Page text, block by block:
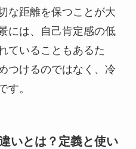
な距離を保つことが大
には、自己肯定感の低
ていることもあるた
つけるのではなく、冷
す。
いとは？定義と使い